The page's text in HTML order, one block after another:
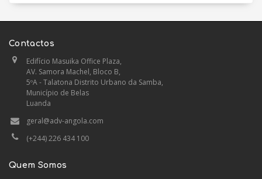
Contactos
Edifício Masuika Office Plaza,
AV. Samora Machel, Bloco B,
5ºA - Talatona Distrito Urbano da Samba,
Município de Belas
Luanda
geral@adv-angola.com
(+244) 226 434 100
Quem Somos